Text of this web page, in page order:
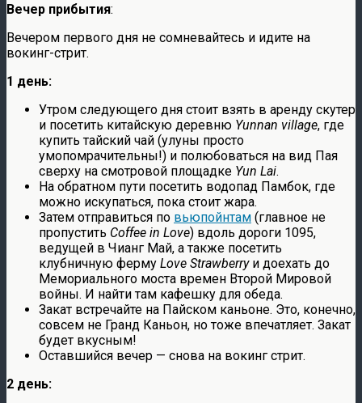
Вечер прибытия:
Вечером первого дня не сомневайтесь и идите на
вокинг-стрит.
1 день:
Утром следующего дня стоит взять в аренду скутер
и посетить китайскую деревню Yunnan village, где
купить тайский чай (улуны просто
умопомрачительны!) и полюбоваться на вид Пая
сверху на смотровой площадке Yun Lai.
На обратном пути посетить водопад Памбок, где
можно искупаться, пока стоит жара.
Затем отправиться по вьюпойнтам (главное не
пропустить Coffee in Love) вдоль дороги 1095,
ведущей в Чианг Май, а также посетить
клубничную ферму Love Strawberryи доехать до
Мемориального моста времен Второй Мировой
войны. И найти там кафешку для обеда.
Закат встречайте на Пайском каньоне. Это, конечно,
совсем не Гранд Каньон, но тоже впечатляет. Закат
будет вкусным!
Оставшийся вечер — снова на вокинг стрит.
2 день: